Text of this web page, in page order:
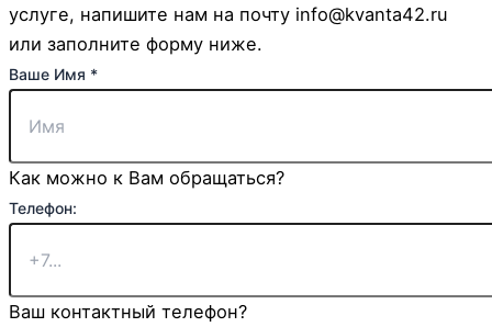
услуге, напишите нам на почту info@kvanta42.ru
или заполните форму ниже.
Ваше Имя *
Как можно к Вам обращаться?
сообщение
Телефон:
Телефон:
Ваш контактный телефон?